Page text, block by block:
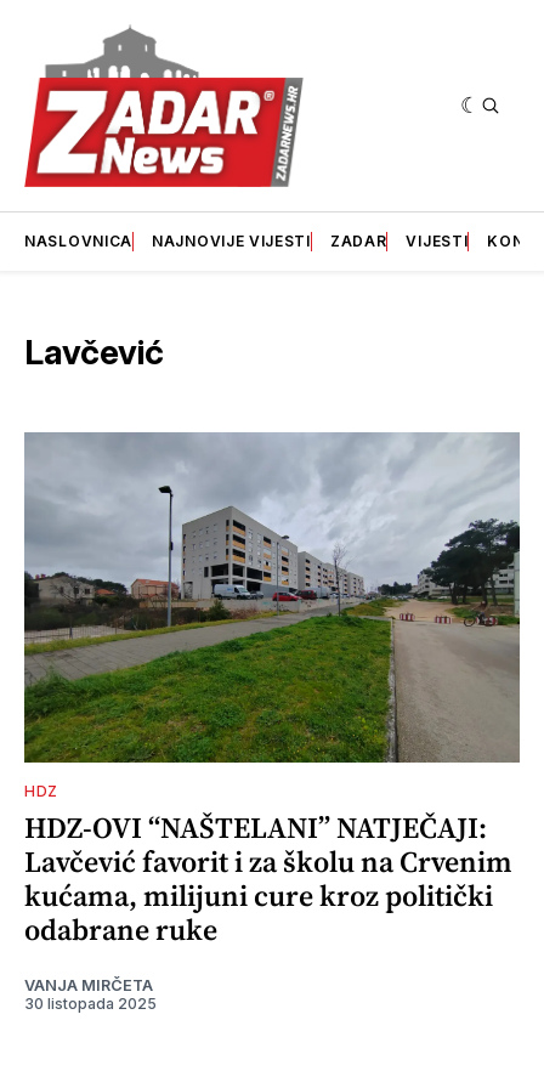
NASLOVNICA NAJNOVIJE VIJESTI ZADAR VIJESTI
Lavčević
HDZ
HDZ-OVI “NAŠTELANI” NATJEČAJI:
Lavčević favorit i za školu na Crvenim
kućama, milijuni cure kroz politički
odabrane ruke
VANJA MIRČETA
30 listopada 2025